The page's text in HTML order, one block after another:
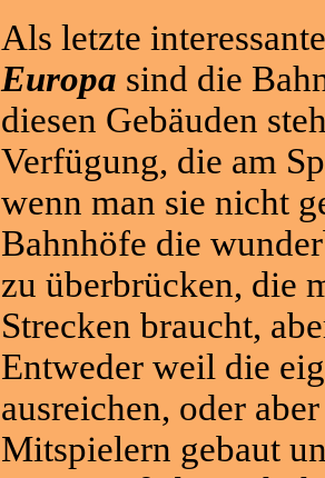
Als letzte
Europa sind die
diesen Gebäuden
Verfügung, die am
wenn man sie nicht
Bahnhöfe die
zu überbrücken, die
Strecken braucht,
Entweder weil die
ausreichen, oder
Mitspielern gebaut